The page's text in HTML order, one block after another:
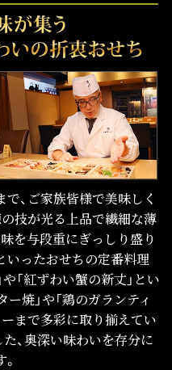
、ご家族皆様で美味しく
の技が光る上品で繊細な薄
を与段重にぎっしり盛り
いったおせちの定番料理
「紅ずわい蟹の新丈」とい
焼」や「鶏のガランティ
まで多彩に取り揃えてい
、奥深い味わいを存分に